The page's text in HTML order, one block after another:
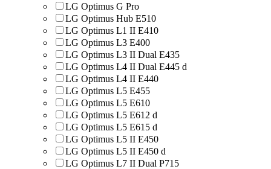
LG Optimus G Pro
LG Optimus Hub E510
LG Optimus L1 II E410
LG Optimus L3 E400
LG Optimus L3 II Dual E435
LG Optimus L4 II Dual E445 d
LG Optimus L4 II E440
LG Optimus L5 E455
LG Optimus L5 E610
LG Optimus L5 E612 d
LG Optimus L5 E615 d
LG Optimus L5 II E450
LG Optimus L5 II E450 d
LG Optimus L7 II Dual P715